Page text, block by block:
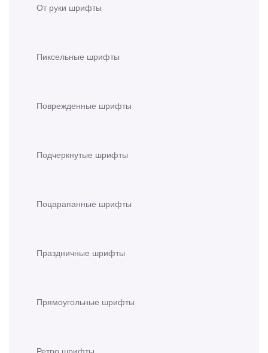
От руки шрифты
Пиксельные шрифты
Поврежденные шрифты
Подчеркнутые шрифты
Поцарапанные шрифты
Праздничные шрифты
Прямоугольные шрифты
Ретро шрифты